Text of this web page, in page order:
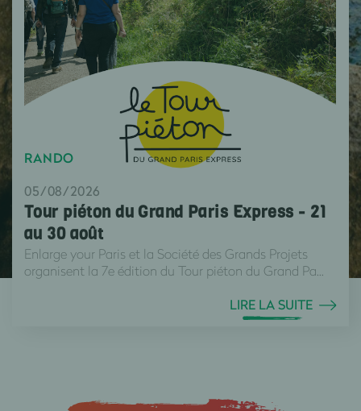
RANDO
05/08/2026
Tour piéton du Grand Paris Express - 21
au 30 août
Enlarge your Paris et la Société des Grands Projets
organisent la 7e édition du Tour piéton du Grand Pa...
LIRE LA SUITE